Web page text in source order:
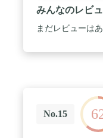
みんなのレビ
まだレビューは
No.15